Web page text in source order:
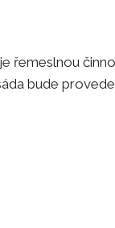
řemeslnou
bude